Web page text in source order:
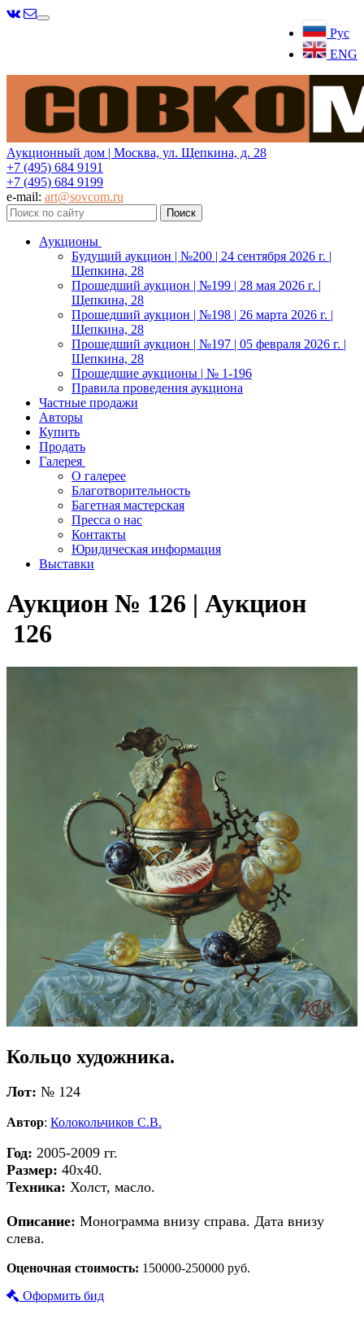
Рус
ENG
Меню
Аукционный дом | Москва, ул. Щепкина, д. 28
+7 (495) 684 9191
+7 (495) 684 9199
e-mail: art@sovcom.ru
Аукционы
Будущий аукцион | №200 | 24 сентября 2026 г. |
Щепкина, 28
Прошедший аукцион | №199 | 28 мая 2026 г. |
Щепкина, 28
Прошедший аукцион | №198 | 26 марта 2026 г. |
Щепкина, 28
Прошедший аукцион | №197 | 05 февраля 2026 г. |
Щепкина, 28
Прошедшие аукционы | № 1-196
Правила проведения аукциона
Частные продажи
Авторы
Купить
Продать
Галерея
О галерее
Благотворительность
Багетная мастерская
Пресса о нас
Контакты
Юридическая информация
Выставки
Аукцион № 126 | Аукцион
126
Кольцо художника.
Лот: № 124
Автор: Колокольчиков С.В.
Год: 2005-2009 гг.
Размер: 40х40.
Техника: Холст, масло.
Описание: Монограмма внизу справа. Дата внизу
слева.
Оценочная стоимость: 150000-250000 руб.
Оформить бид